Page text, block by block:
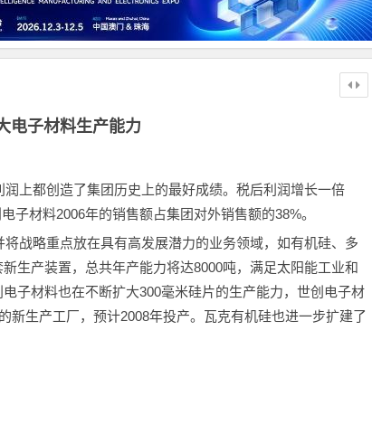
电子材料生产能力
上都创造了集团历史上的最好成绩。税后利润增长一倍
子材料2006年的销售额占集团对外销售额的38%。
战略重点放在具有高发展潜力的业务领域，如有机硅、多
生产装置，总共年产能力将达8000吨，满足太阳能工业和
子材料也在不断扩大300毫米硅片的生产能力，世创电子材
新生产工厂，预计2008年投产。瓦克有机硅也进一步扩建了